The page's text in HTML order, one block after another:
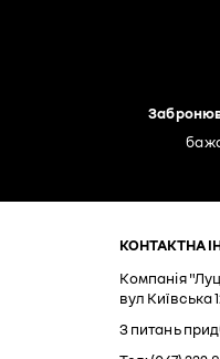
КОНТАКТНА
Компанія
вул Київська
З питань